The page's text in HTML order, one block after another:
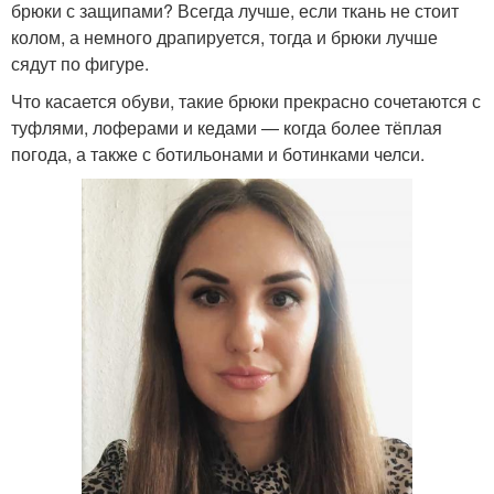
брюки с защипами? Всегда лучше, если ткань не стоит
колом, а немного драпируется, тогда и брюки лучше
сядут по фигуре.
Что касается обуви, такие брюки прекрасно сочетаются с
туфлями, лоферами и кедами — когда более тёплая
погода, а также с ботильонами и ботинками челси.